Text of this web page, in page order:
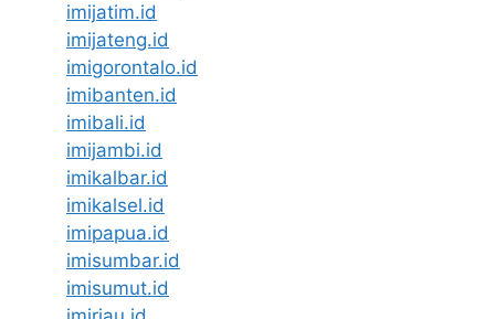
imijatim.id
imijateng.id
imigorontalo.id
imibanten.id
imibali.id
imijambi.id
imikalbar.id
imikalsel.id
imipapua.id
imisumbar.id
imisumut.id